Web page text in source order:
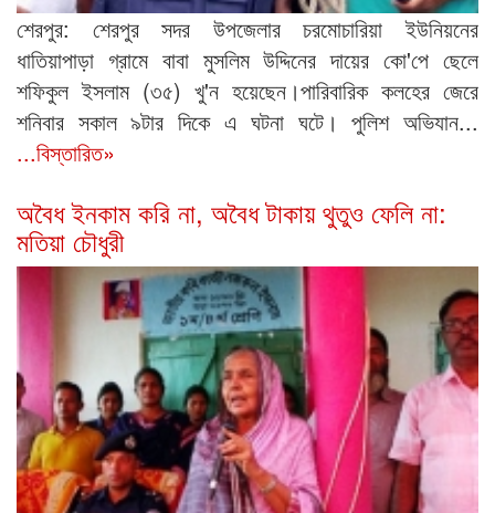
শেরপুর: শেরপুর সদর উপজেলার চরমোচারিয়া ইউনিয়নের
ধাতিয়াপাড়া গ্রামে বাবা মুসলিম উদ্দিনের দায়ের কো'পে ছেলে
শফিকুল ইসলাম (৩৫) খু'ন হয়েছেন।পারিবারিক কলহের জেরে
শনিবার সকাল ৯টার দিকে এ ঘটনা ঘটে। পুলিশ অভিযান...
...বিস্তারিত»
অবৈধ ইনকাম করি না, অবৈধ টাকায় থুতুও ফেলি না:
মতিয়া চৌধুরী